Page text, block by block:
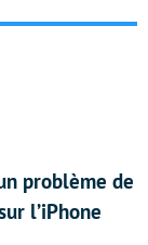
problème de
l’iPhone